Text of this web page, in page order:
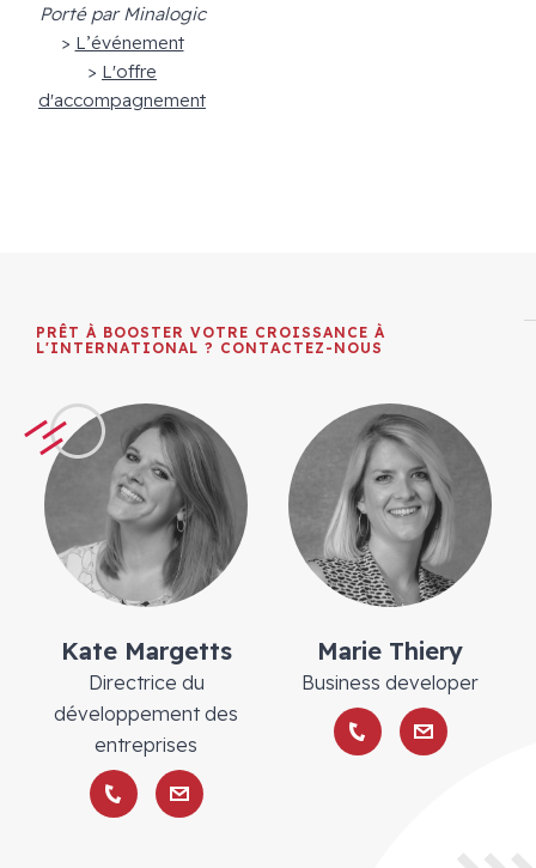
Porté par Minalogic
> L’événement
> L'offre
d'accompagnement
PRÊT À BOOSTER VOTRE CROISSANCE À
L'INTERNATIONAL ? CONTACTEZ-NOUS
Kate Margetts
Directrice du
développement des
entreprises
Marie Thiery
Business developer